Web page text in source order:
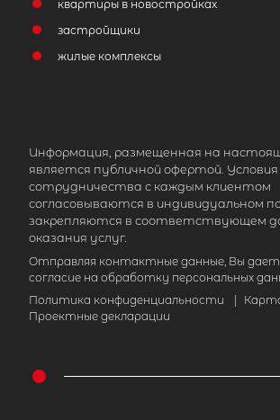
квартиры в новостройках
застройщики
жилые комплексы
Информация, размещенная на
является публичной офертой. Условия
сотрудничества с каждым клиентом
согласовываются в индивидуальном
закрепляются в соответствующем
оказания услуг.
Отправляя контактные данные, Вы
согласие на обработку персональных
Политика конфиденциальности
Проектные декларации